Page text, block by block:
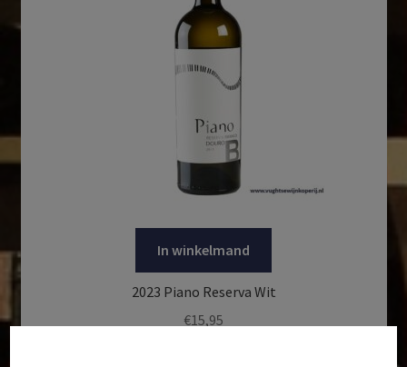
In winkelmand
2023 Piano Reserva Wit
€15,95